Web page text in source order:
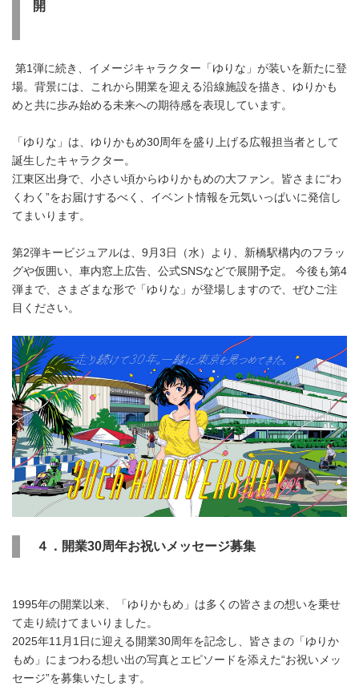
開
第1弾に続き、イメージキャラクター「ゆりな」が装いを新たに登
場。背景には、これから開業を迎える沿線施設を描き、ゆりかも
めと共に歩み始める未来への期待感を表現しています。
「ゆりな」は、ゆりかもめ30周年を盛り上げる広報担当者として
誕生したキャラクター。
江東区出身で、小さい頃からゆりかもめの大ファン。皆さまに“わ
くわく”をお届けするべく、イベント情報を元気いっぱいに発信し
てまいります。
第2弾キービジュアルは、9月3日（水）より、新橋駅構内のフラッ
グや仮囲い、車内窓上広告、公式SNSなどで展開予定。 今後も第4
弾まで、さまざまな形で「ゆりな」が登場しますので、ぜひご注
目ください。
４．開業30周年お祝いメッセージ募集
1995年の開業以来、「ゆりかもめ」は多くの皆さまの想いを乗せ
て走り続けてまいりました。
2025年11月1日に迎える開業30周年を記念し、皆さまの「ゆりか
もめ」にまつわる想い出の写真とエピソードを添えた“お祝いメッ
セージ”を募集いたします。